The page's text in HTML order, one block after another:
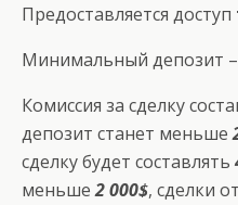
Предоставляется доступ
Минимальный депозит
Комиссия за сделку
депозит станет меньше
сделку будет составлять
меньше2 000$, сделки